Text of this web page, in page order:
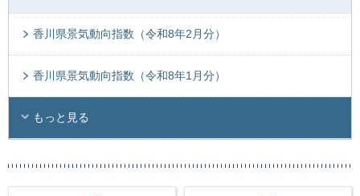
香川県景気動向指数（令和8年2月分）
香川県景気動向指数（令和8年1月分）
もっと見る